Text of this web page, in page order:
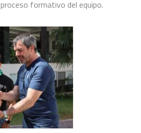
formativo del equipo.